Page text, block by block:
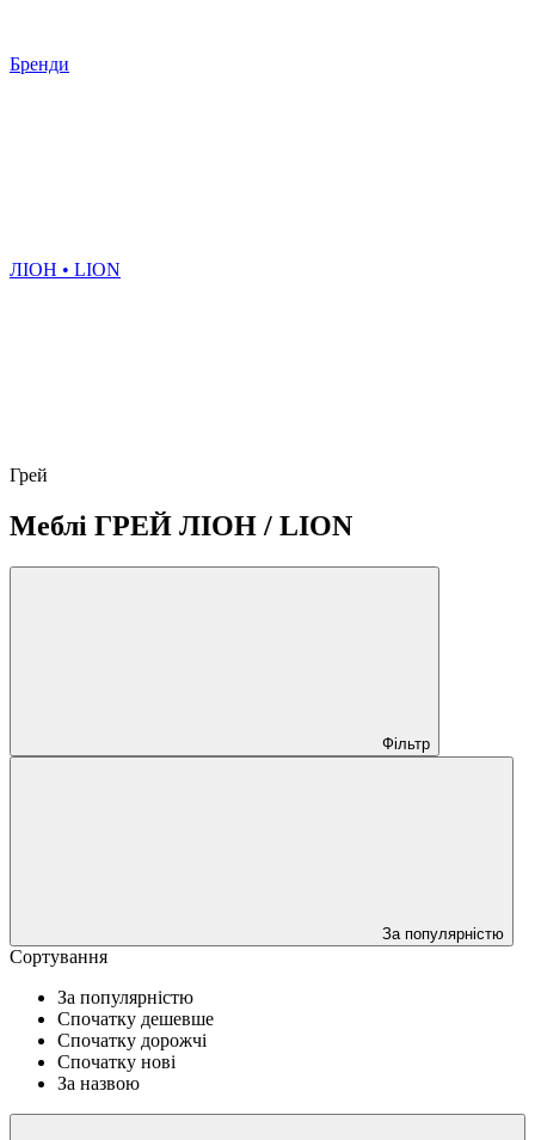
Бренди
ЛІОН • LION
Грей
Меблі ГРЕЙ ЛІОН / LION
Фільтр
За популярністю
Сортування
За популярністю
Спочатку дешевше
Спочатку дорожчі
Спочатку нові
За назвою